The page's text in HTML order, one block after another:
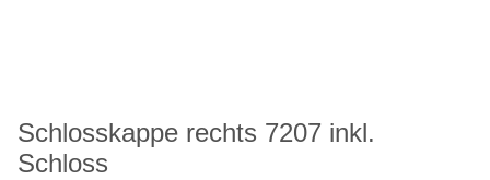
Schlosskappe rechts 7207 inkl.
Schloss